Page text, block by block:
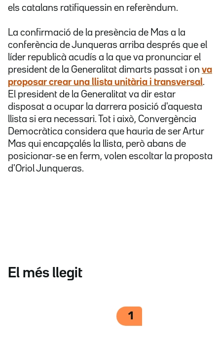
els catalans ratifiquessin en referèndum.
La confirmació de la presència de Mas a la
conferència de Junqueras arriba després que el
líder republicà acudís a la que va pronunciar el
president de la Generalitat dimarts passat i on va
proposar crear una llista unitària i transversal.
El president de la Generalitat va dir estar
disposat a ocupar la darrera posició d'aquesta
llista si era necessari. Tot i això, Convergència
Democràtica considera que hauria de ser Artur
Mas qui encapçalés la llista, però abans de
posicionar-se en ferm, volen escoltar la proposta
d'Oriol Junqueras.
El més llegit
1